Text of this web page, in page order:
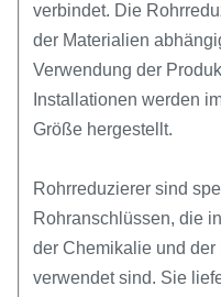
verbindet. Die
der Materialien
Verwendung der
Installationen werden
Größe hergestellt.
Rohrreduzierer sind
Rohranschlüssen, die
der Chemikalie und
verwendet sind. Sie